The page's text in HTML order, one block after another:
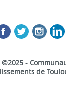
©2025 -
de